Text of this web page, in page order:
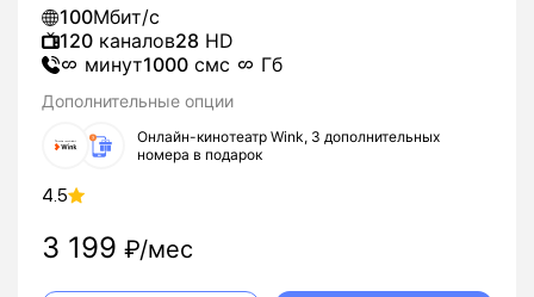
100Мбит/с
120 каналов28 HD
минут1000 смс Гб
Дополнительные опции
Онлайн-кинотеатр Wink, 3 дополнительных
номера в подарок
4.5
3 199 ₽/мес